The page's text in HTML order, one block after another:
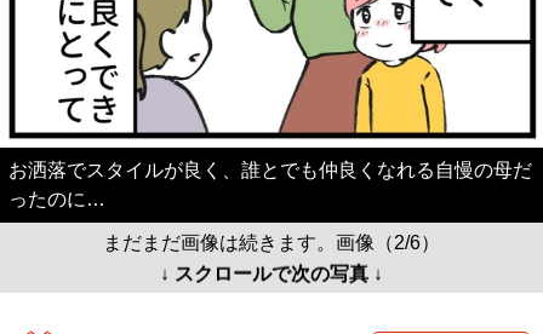
お洒落でスタイルが良く、誰とでも仲良くなれる自慢の母だ
ったのに…
まだまだ画像は続きます。画像（2/6）
↓ スクロールで次の写真 ↓